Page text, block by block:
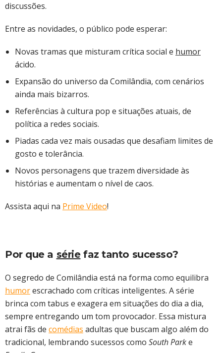
discussões.
Entre as novidades, o público pode esperar:
Novas tramas que misturam crítica social e humor
ácido.
Expansão do universo da Comilândia, com cenários
ainda mais bizarros.
Referências à cultura pop e situações atuais, de
política a redes sociais.
Piadas cada vez mais ousadas que desafiam limites de
gosto e tolerância.
Novos personagens que trazem diversidade às
histórias e aumentam o nível de caos.
Assista aqui na Prime Video!
Por que a sériefaz tanto sucesso?
O segredo de Comilândia está na forma como equilibra
humorescrachado com críticas inteligentes. A série
brinca com tabus e exagera em situações do dia a dia,
sempre entregando um tom provocador. Essa mistura
atrai fãs de comédias adultas que buscam algo além do
tradicional, lembrando sucessos como South Parke